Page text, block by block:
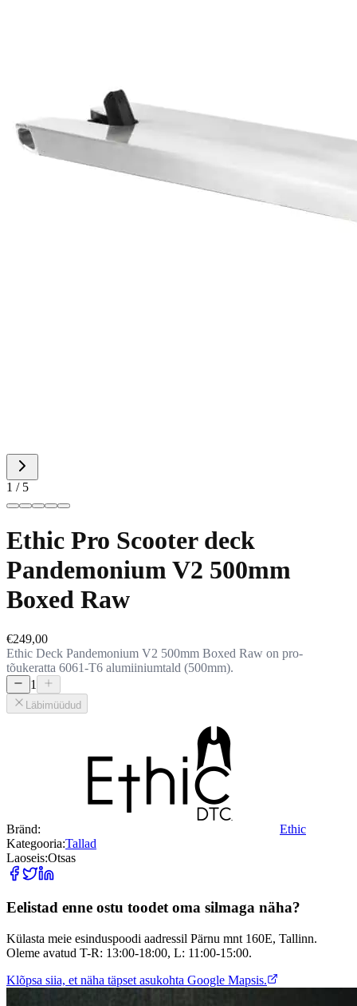
1 / 5
Ethic Pro Scooter deck
Pandemonium V2 500mm
Boxed Raw
€249,00
Ethic Deck Pandemonium V2 500mm Boxed Raw on pro-
tõukeratta 6061-T6 alumiiniumtald (500mm).
1
Läbimüüdud
Bränd:
Ethic
Kategooria:Tallad
Laoseis:Otsas
Eelistad enne ostu toodet oma silmaga näha?
Külasta meie esinduspoodi aadressil Pärnu mnt 160E, Tallinn.
Oleme avatud T-R: 13:00-18:00, L: 11:00-15:00.
Klõpsa siia, et näha täpset asukohta Google Mapsis.